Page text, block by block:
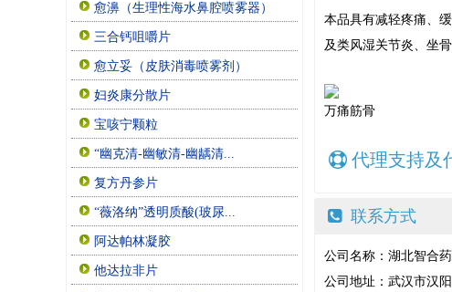
愈濞（生理性海水鼻腔喷雾器）
三合钙咀嚼片
愈立妥（皮肤消毒喷雾剂）
妇炎康分散片
宝咳宁颗粒
“幽克清-幽敏清-幽龋清...
复方丹参片
“薇洛纳”透明质酸(玻尿...
阿达帕林凝胶
他达拉非片
本品具有减轻疼痛、
及类风湿关节炎、坐
万痛筋骨
代理支持及
联系方式
公司名称：湖北智合
公司地址：武汉市汉